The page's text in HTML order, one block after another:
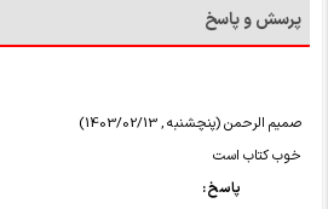
پرسش و پاسخ
صمیم الرحمن (پنچشنبه , 1403/02/13)
خوب کتاب است
پاسخ :